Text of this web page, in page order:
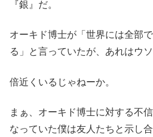
『銀』だ。
オーキド博士が「世界には全部
る」と言っていたが、あれはウソ
倍近くいるじゃねーか。
まぁ、オーキド博士に対する不
なっていた僕は友人たちと示し